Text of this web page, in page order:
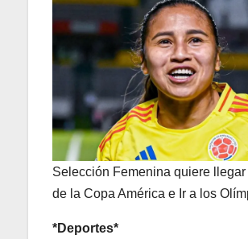
Selección Femenina quiere llegar
de la Copa América e Ir a los
*Deportes*